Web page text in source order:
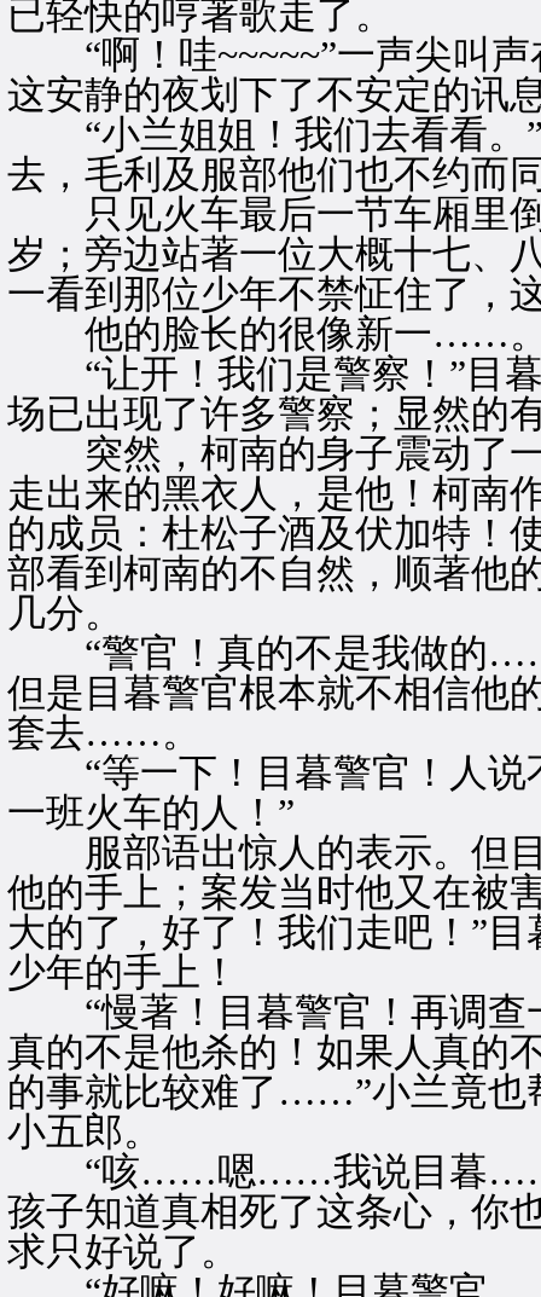
已轻快的哼著歌走了。
“啊！哇~~~~~”一声尖叫声
这安静的夜划下了不安定的讯
“小兰姐姐！我们去看看。”
去，毛利及服部他们也不约而
只见火车最后一节车厢里倒
岁；旁边站著一位大概十七
一看到那位少年不禁怔住了
他的脸长的很像新一……
“让开！我们是警察！”目暮
场已出现了许多警察；显然的
突然，柯南的身子震动了一
走出来的黑衣人，是他！柯南
的成员：杜松子酒及伏加特！
部看到柯南的不自然，顺著他
几分。
“警官！真的不是我做的
但是目暮警官根本就不相信他
套去……。
“等一下！目暮警官！人说
一班火车的人！”
服部语出惊人的表示。但目
他的手上；案发当时他又在被
大的了，好了！我们走吧！”
少年的手上！
“慢著！目暮警官！再调查
真的不是他杀的！如果人真的
的事就比较难了……”小兰竟也
小五郎。
“咳……嗯……我说目暮……
孩子知道真相死了这条心，你
求只好说了。